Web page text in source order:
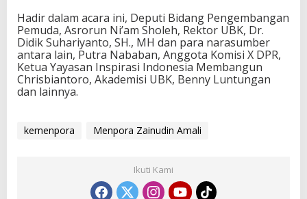
Hadir dalam acara ini, Deputi Bidang Pengembangan
Pemuda, Asrorun Ni’am Sholeh, Rektor UBK, Dr.
Didik Suhariyanto, SH., MH dan para narasumber
antara lain, Putra Nababan, Anggota Komisi X DPR,
Ketua Yayasan Inspirasi Indonesia Membangun
Chrisbiantoro, Akademisi UBK, Benny Luntungan
dan lainnya.
kemenpora Menpora Zainudin Amali
Ikuti Kami